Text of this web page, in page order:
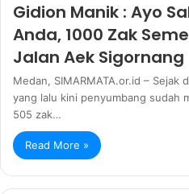
Gidion Manik : Ayo
Anda, 1000 Zak
Jalan Aek Sigornang
Medan, SIMARMATA.or.id –
yang lalu kini penyumbang sudah
505 zak…
Read More »